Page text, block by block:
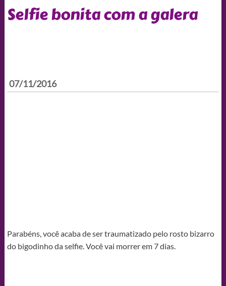
Selfie bonita com a galera
07/11/2016
Parabéns, você acaba de ser traumatizado pelo rosto bizarro
do bigodinho da selfie. Você vai morrer em 7 dias.